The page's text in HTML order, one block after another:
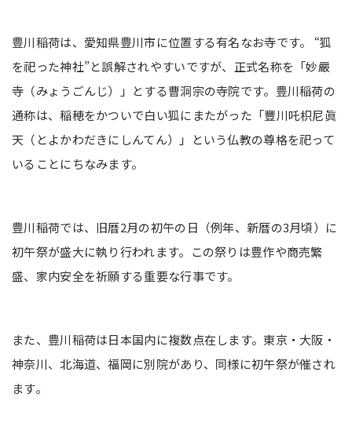
豊川稲荷は、愛知県豊川市に位置する有名なお寺です。 “狐
を祀った神社”と誤解されやすいですが、正式名称を「妙嚴
寺（みょうごんじ）」とする曹洞宗の寺院です。豊川稲荷の
通称は、稲穂をかついで白い狐にまたがった「豐川吒枳尼眞
天（とよかわだきにしんてん）」という仏教の尊格を祀って
いることにちなみます。
豊川稲荷では、旧暦2月の初午の日（例年、新暦の3月頃）に
初午祭が盛大に執り行われます。この祭りは豊作や商売繁
盛、家内安全を祈願する重要な行事です。
また、豊川稲荷は日本国内に複数点在します。東京・大阪・
神奈川、北海道、福岡に別院があり、同様に初午祭が催され
ます。